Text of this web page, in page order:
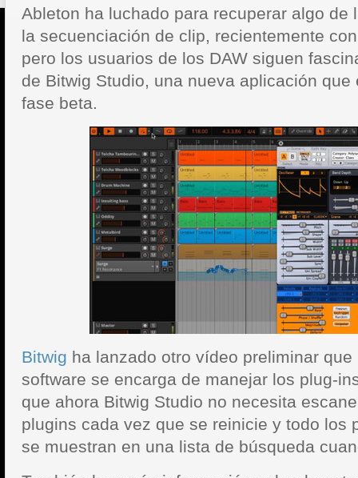
Ableton ha luchado para recuperar algo de
la secuenciación de clip, recientemente
pero los usuarios de los DAW siguen
de Bitwig Studio, una nueva aplicación
fase beta.
Bitwig ha lanzado otro vídeo preliminar
software se encarga de manejar los plug-
que ahora Bitwig Studio no necesita
plugins cada vez que se reinicie y todo los
se muestran en una lista de búsqueda